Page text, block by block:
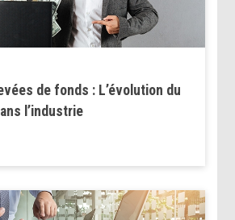
de fonds : L’évolution du
l’industrie